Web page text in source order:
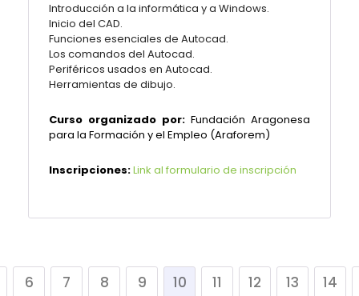
Introducción a la informática y a Windows.
Inicio del CAD.
Funciones esenciales de Autocad.
Los comandos del Autocad.
Periféricos usados en Autocad.
Herramientas de dibujo.
Curso organizado por: Fundación Aragonesa
para la Formación y el Empleo (Araforem)
Inscripciones:Link al formulario de inscripción
6 7 8 9 10 11 12 13 14